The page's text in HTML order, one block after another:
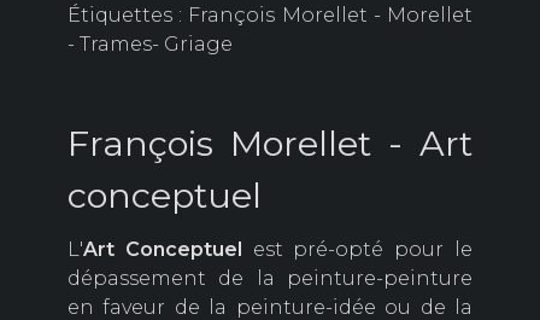
Étiquettes : François Morellet - Morellet
- Trames- Griage
François Morellet - Art
conceptuel
L'Art Conceptuel est pré-opté pour le
dépassement de la peinture-peinture
en faveur de la peinture-idée ou de la